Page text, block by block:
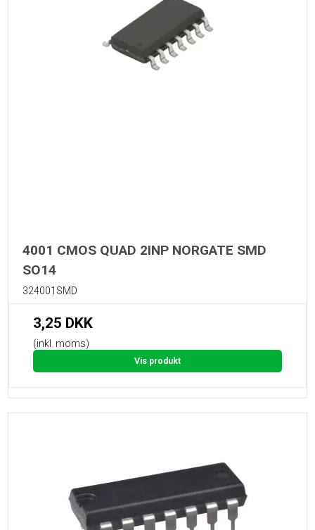
4001 CMOS QUAD 2INP NORGATE SMD
SO14
324001SMD
3,25 DKK
(inkl. moms)
Vis produkt